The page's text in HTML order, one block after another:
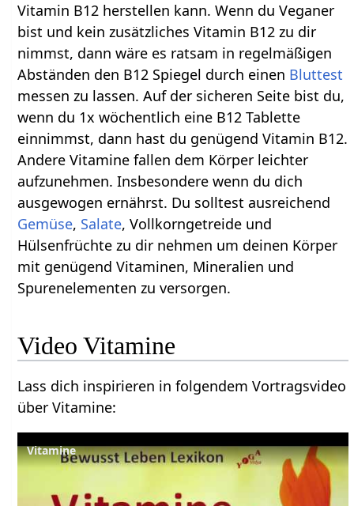
Vitamin B12 herstellen kann. Wenn du Veganer
bist und kein zusätzliches Vitamin B12 zu dir
nimmst, dann wäre es ratsam in regelmäßigen
Abständen den B12 Spiegel durch einen Bluttest
messen zu lassen. Auf der sicheren Seite bist du,
wenn du 1x wöchentlich eine B12 Tablette
einnimmst, dann hast du genügend Vitamin B12.
Andere Vitamine fallen dem Körper leichter
aufzunehmen. Insbesondere wenn du dich
ausgewogen ernährst. Du solltest ausreichend
Gemüse, Salate, Vollkorngetreide und
Hülsenfrüchte zu dir nehmen um deinen Körper
mit genügend Vitaminen, Mineralien und
Spurenelementen zu versorgen.
Lass dich inspirieren in folgendem Vortragsvideo
über Vitamine‏‎:
Vitamine